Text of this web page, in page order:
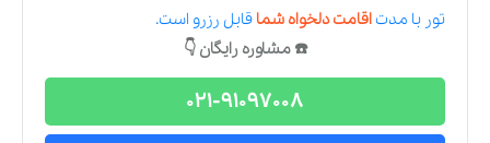
تور با مدتاقامت دلخواه شما قابل رزرو است.
☎️ مشاوره رایگان 👇
021-91097008